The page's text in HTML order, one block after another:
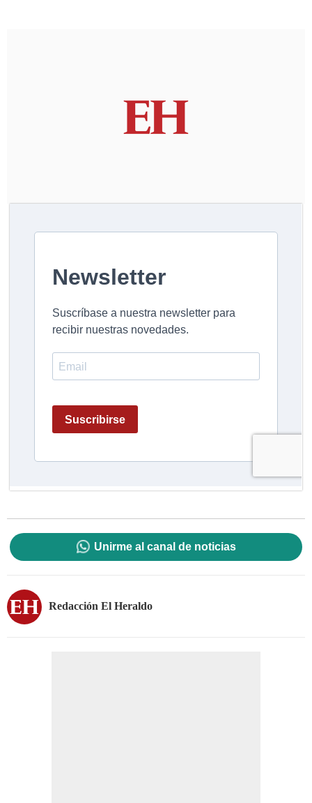
Unirme al canal de noticias
Redacción El Heraldo